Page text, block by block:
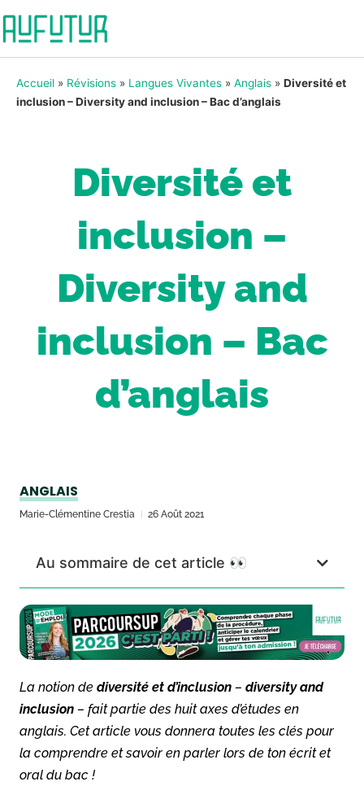
Accueil » Révisions » Langues Vivantes » Anglais » Diversité et
inclusion – Diversity and inclusion – Bac d’anglais
Diversité et
inclusion –
Diversity and
inclusion – Bac
d’anglais
ANGLAIS
Marie-Clémentine Crestia 26 Août 2021
Au sommaire de cet article 👀
La notion de diversité et d’inclusion – diversity and
inclusion – fait partie des huit axes d’études en
anglais. Cet article vous donnera toutes les clés pour
la comprendre et savoir en parler lors de ton écrit et
oral du bac !